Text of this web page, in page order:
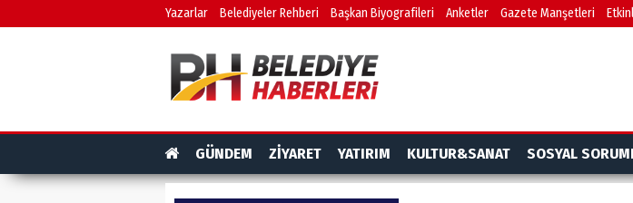
Yazarlar Belediyeler Rehberi Başkan Biyografileri Anketler Gazete Manşetleri
GÜNDEM ZİYARET YATIRIM KULTUR&SANAT SOSYAL